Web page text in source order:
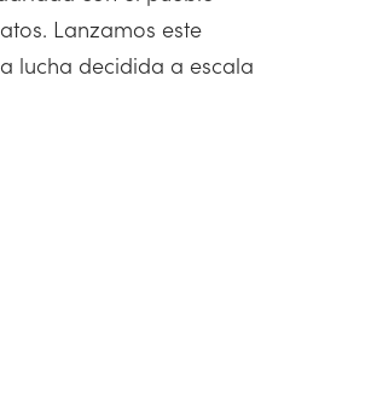
Lanzamos este
lucha decidida a escala